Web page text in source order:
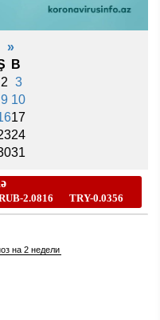
»
B
2 3
9 10
17
24
31